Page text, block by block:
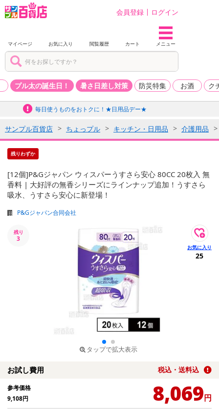
会員登録 ログイン
マイページ お気に入り 閲覧履歴 カート メニュー
プル太の誕生日！ 暑さ日差し対策 防災特集 お酒 ク
毎日使うものをおトクに！★日用品デー★
サンプル百貨店 ちょっプル キッチン・日用品 介護用品
残りわずか
[12個]P&Gジャパン ウィスパーうすさら安心 80CC 20枚入 無
香料 | 大好評の無香シリーズにラインナップ追加！うすさら
吸水、うすさら安心に新登場！
P&Gジャパン合同会社
残り
3
タップで拡大表示
25
お試し費用 税込・送料込
参考価格
9,108円 8,069円